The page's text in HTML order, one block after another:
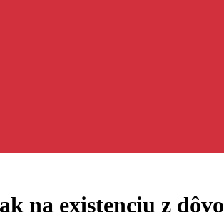
na existenciu z